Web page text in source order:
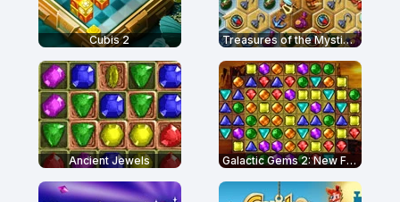
Cubis 2 Treasures of the Mystic Sea
Ancient Jewels Galactic Gems 2: New Frontiers